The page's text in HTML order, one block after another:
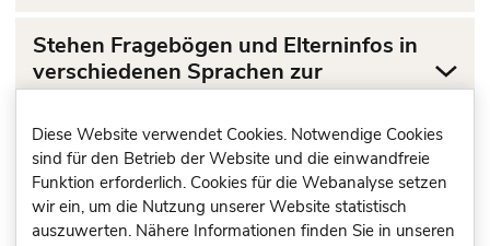
Stehen Fragebögen und Elterninfos in
verschiedenen Sprachen zur
Verfügung?
Ist ein Übersetzungstool für
Schülerinnen und Schüler ohne
Deutschkenntnisse direkt integriert?
Diese Website verwendet Cookies. Notwendige Cookies
sind für den Betrieb der Website und die einwandfreie
Funktion erforderlich. Cookies für die Webanalyse setzen
wir ein, um die Nutzung unserer Website statistisch
auszuwerten. Nähere Informationen finden Sie in unseren